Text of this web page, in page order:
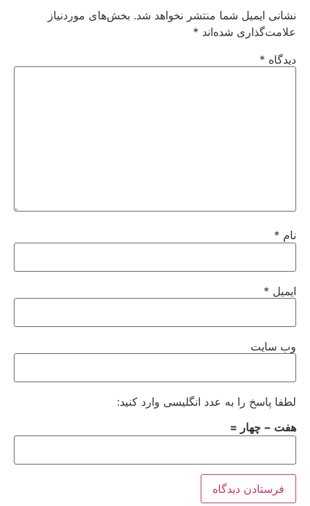
نشانی ایمیل شما منتشر نخواهد شد. بخش‌های موردنیاز
علامت‌گذاری شده‌اند *
دیدگاه *
نام *
ایمیل *
وب‌ سایت
لطفا پاسخ را به عدد انگلیسی وارد کنید:
هفت − چهار =